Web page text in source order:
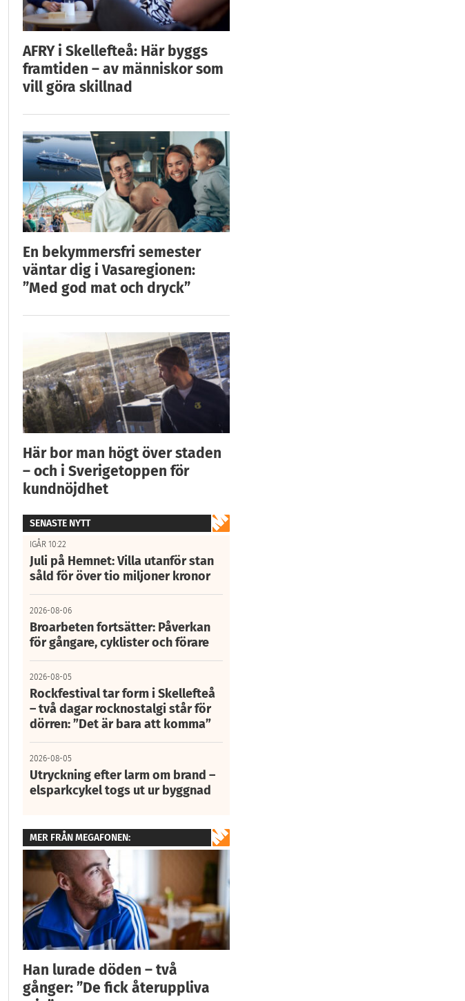
AFRY i Skellefteå: Här byggs
framtiden – av människor som
vill göra skillnad
En bekymmersfri semester
väntar dig i Vasaregionen:
”Med god mat och dryck”
Här bor man högt över staden
– och i Sverigetoppen för
kundnöjdhet
SENASTE NYTT
IGÅR 10:22
Juli på Hemnet: Villa utanför stan
såld för över tio miljoner kronor
2026-08-06
Broarbeten fortsätter: Påverkan
för gångare, cyklister och förare
2026-08-05
Rockfestival tar form i Skellefteå
– två dagar rocknostalgi står för
dörren: ”Det är bara att komma”
2026-08-05
Utryckning efter larm om brand –
elsparkcykel togs ut ur byggnad
MER FRÅN MEGAFONEN:
Han lurade döden – två
gånger: ”De fick återuppliva